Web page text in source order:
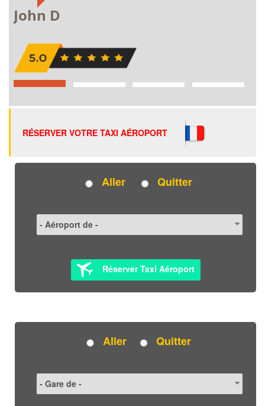
RÉSERVER VOTRE TAXI AÉROPORT
Aller Quitter
Réserver Taxi Aéroport
Aller Quitter